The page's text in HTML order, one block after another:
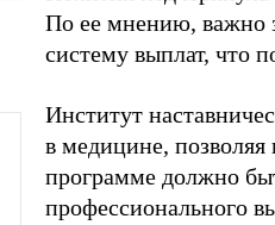
По ее мнению, важно
систему выплат, что
Институт
в медицине, позволяя
программе должно
профессионального